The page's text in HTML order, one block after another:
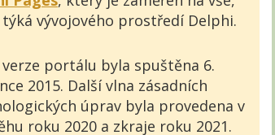
týká vývojového prostředí Delphi.
verze portálu byla spuštěna 6.
2015. Další vlna zásadních
úprav byla provedena v
roku 2020 a zkraje roku 2021.